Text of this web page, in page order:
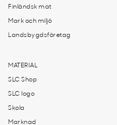
Finländsk mat
Mark och miljö
Landsbygdsföretag
MATERIAL
SLC Shop
SLC logo
Skola
Marknad